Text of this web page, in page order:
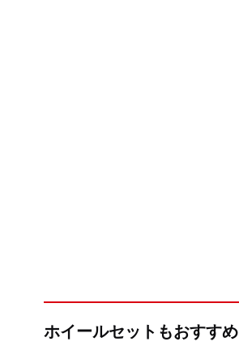
ホイールセットもおすすめ